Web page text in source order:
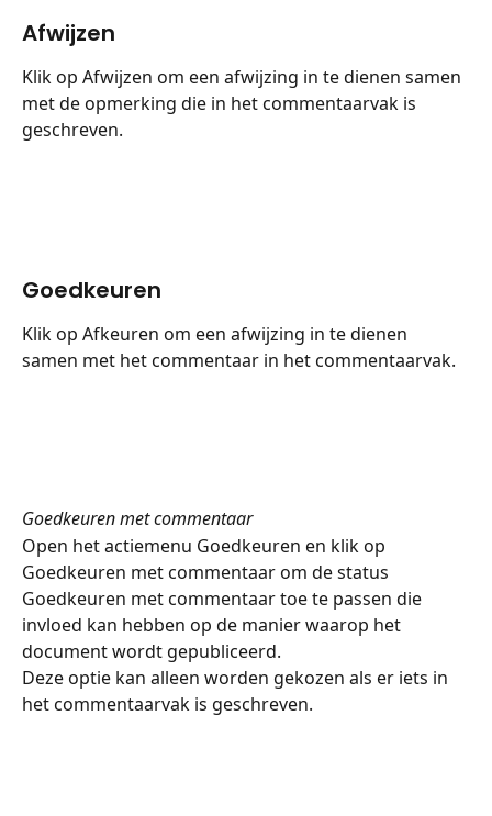
Afwijzen
Klik op Afwijzen om een afwijzing in te dienen samen
met de opmerking die in het commentaarvak is
geschreven.
Goedkeuren
Klik op Afkeuren om een afwijzing in te dienen
samen met het commentaar in het commentaarvak.
Goedkeuren met commentaar
Open het actiemenu Goedkeuren en klik op
Goedkeuren met commentaar om de status
Goedkeuren met commentaar toe te passen die
invloed kan hebben op de manier waarop het
document wordt gepubliceerd.
Deze optie kan alleen worden gekozen als er iets in
het commentaarvak is geschreven.